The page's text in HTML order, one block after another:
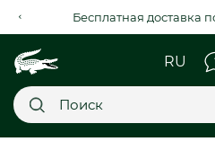
Бесплатная доставка